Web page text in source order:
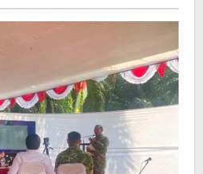
Pembangunan
3